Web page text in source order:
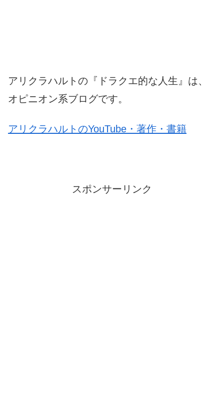
アリクラハルトの『ドラクエ的な人生』は、
オピニオン系ブログです。
アリクラハルトのYouTube・著作・書籍
スポンサーリンク